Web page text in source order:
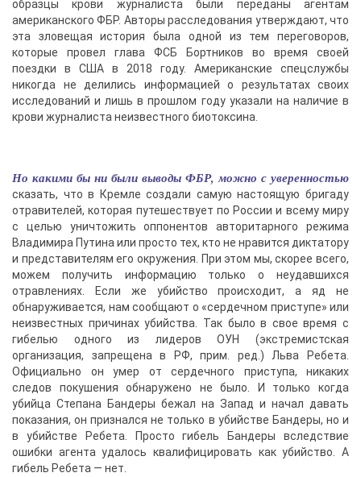
образцы крови журналиста были переданы агентам
американского ФБР. Авторы расследования утверждают, что
эта зловещая история была одной из тем переговоров,
которые провел глава ФСБ Бортников во время своей
поездки в США в 2018 году. Американские спецслужбы
никогда не делились информацией о результатах своих
исследований и лишь в прошлом году указали на наличие в
крови журналиста неизвестного биотоксина.
Но какими бы ни были выводы ФБР, можно с уверенностью
сказать, что в Кремле создали самую настоящую бригаду
отравителей, которая путешествует по России и всему миру
с целью уничтожить оппонентов авторитарного режима
Владимира Путина или просто тех, кто не нравится диктатору
и представителям его окружения. При этом мы, скорее всего,
можем получить информацию только о неудавшихся
отравлениях. Если же убийство происходит, а яд не
обнаруживается, нам сообщают о «сердечном приступе» или
неизвестных причинах убийства. Так было в свое время с
гибелью одного из лидеров ОУН (экстремистская
организация, запрещена в РФ, прим. ред.) Льва Ребета.
Официально он умер от сердечного приступа, никаких
следов покушения обнаружено не было. И только когда
убийца Степана Бандеры бежал на Запад и начал давать
показания, он признался не только в убийстве Бандеры, но и
в убийстве Ребета. Просто гибель Бандеры вследствие
ошибки агента удалось квалифицировать как убийство. А
гибель Ребета — нет.